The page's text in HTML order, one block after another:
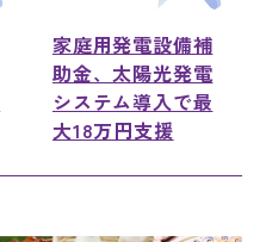
家庭用発電設備補
助金、太陽光発電
システム導入で最
大18万円支援